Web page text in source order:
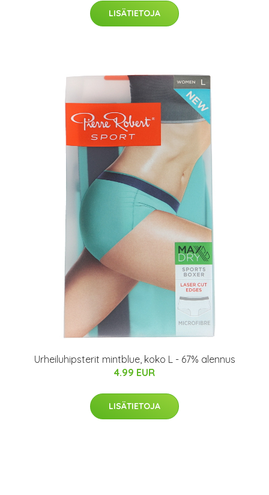
LISÄTIETOJA
Urheiluhipsterit mintblue, koko L - 67% alennus
4.99 EUR
LISÄTIETOJA